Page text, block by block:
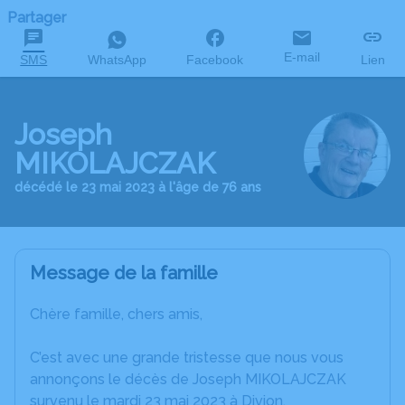
Partager
SMS WhatsApp Facebook E-mail Lien
Joseph
MIKOLAJCZAK
décédé le 23 mai 2023 à l'âge de 76 ans
Message de la famille
Chère famille, chers amis,
C’est avec une grande tristesse que nous vous
annonçons le décès de Joseph MIKOLAJCZAK
survenu le mardi 23 mai 2023 à Divion.